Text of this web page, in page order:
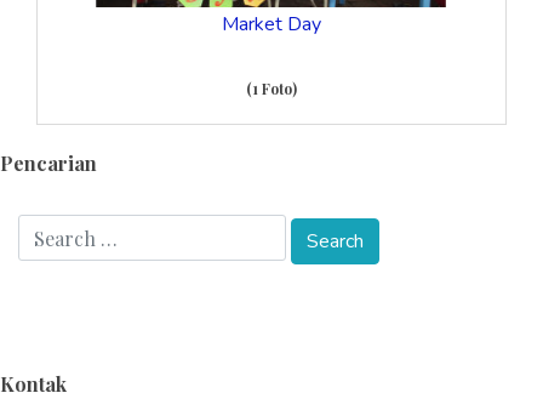
Market Day
(1 Foto)
Pencarian
Kontak